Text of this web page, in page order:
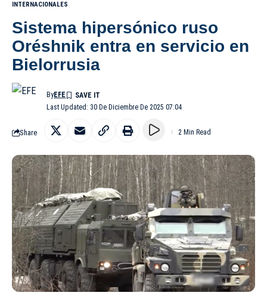
INTERNACIONALES
Sistema hipersónico ruso
Oréshnik entra en servicio en
Bielorrusia
Last Updated: 30 De Diciembre De 2025 07:04
ByEFE
Share 2 Min Read